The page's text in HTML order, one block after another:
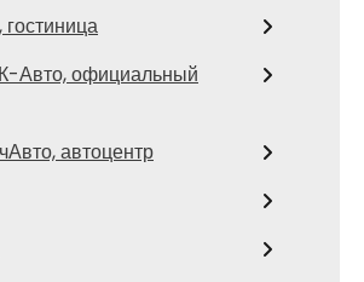
Авто, официальный
автоцентр